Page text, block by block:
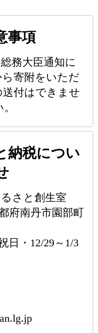
事項
務大臣通知に
寄附をいただ
付はできませ
税につい
さと創生室
府南丹市園部町
・12/29～1/3